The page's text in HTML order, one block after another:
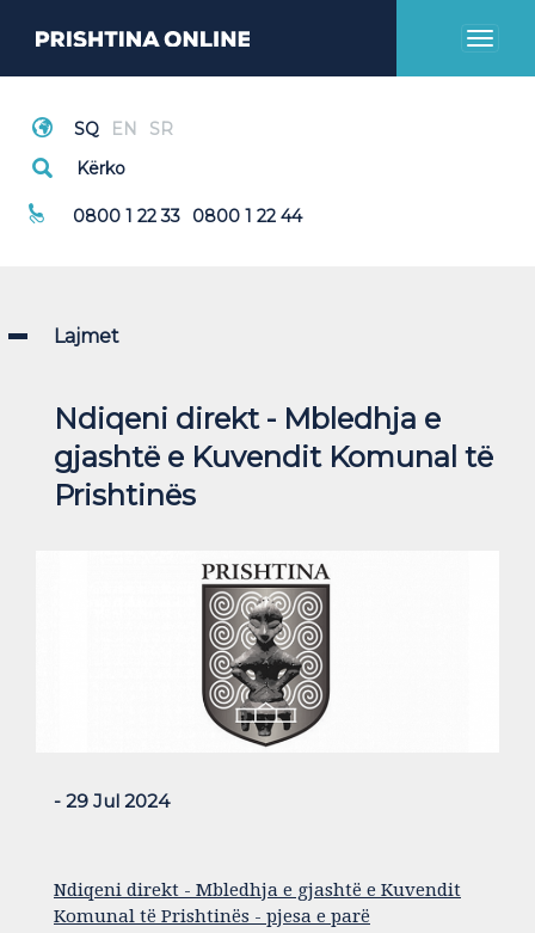
Toggle
Thirrje Emergjente
0800 1 22 33 0800 1 22 44
Lajmet
Ndiqeni direkt - Mbledhja e
gjashtë e Kuvendit Komunal të
Prishtinës
- 29 Jul 2024
Ndiqeni direkt - Mbledhja e gjashtë e Kuvendit
Komunal të Prishtinës - pjesa e parë